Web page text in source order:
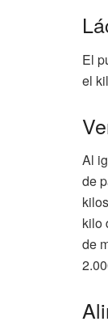
El
el
Al
de
kilo
de